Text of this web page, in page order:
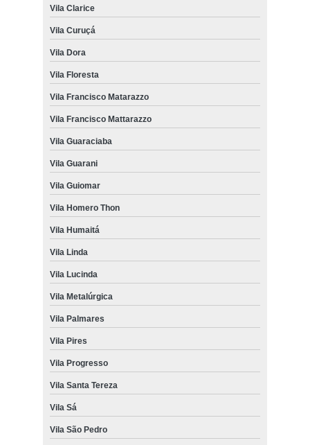
Vila Clarice
Vila Curuçá
Vila Dora
Vila Floresta
Vila Francisco Matarazzo
Vila Francisco Mattarazzo
Vila Guaraciaba
Vila Guarani
Vila Guiomar
Vila Homero Thon
Vila Humaitá
Vila Linda
Vila Lucinda
Vila Metalúrgica
Vila Palmares
Vila Pires
Vila Progresso
Vila Santa Tereza
Vila Sá
Vila São Pedro